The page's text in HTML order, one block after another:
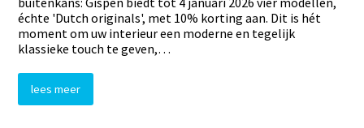
échte 'Dutch originals', met 10% korting aan. Dit is hét
moment om uw interieur een moderne en tegelijk
klassieke touch te geven,…
lees meer